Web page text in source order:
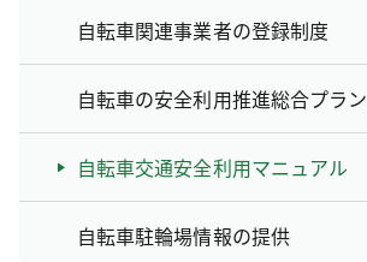
自転車関連事業者の登録制度
自転車の安全利用推進総合プラン
自転車交通安全利用マニュアル
自転車駐輪場情報の提供